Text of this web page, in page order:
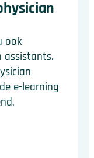
ook
assistants.
e-learning